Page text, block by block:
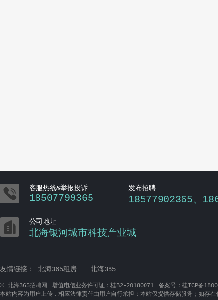
 客服热线&举报投诉
18507799365
发布招聘
18577902365、
 公司地址
北海银河城市科技产业城
友情链接： 北海365租房 北海365
© 北海365招聘网 增值电信业务许可证：桂B2-20180071
备案号：桂ICP备
本站内容为用户上传，相应法律责任由用户自行承担；本站仅提供存储服务；如存